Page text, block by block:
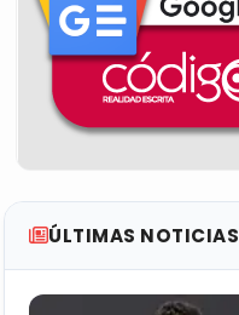
ÚLTIMAS NOTICIAS